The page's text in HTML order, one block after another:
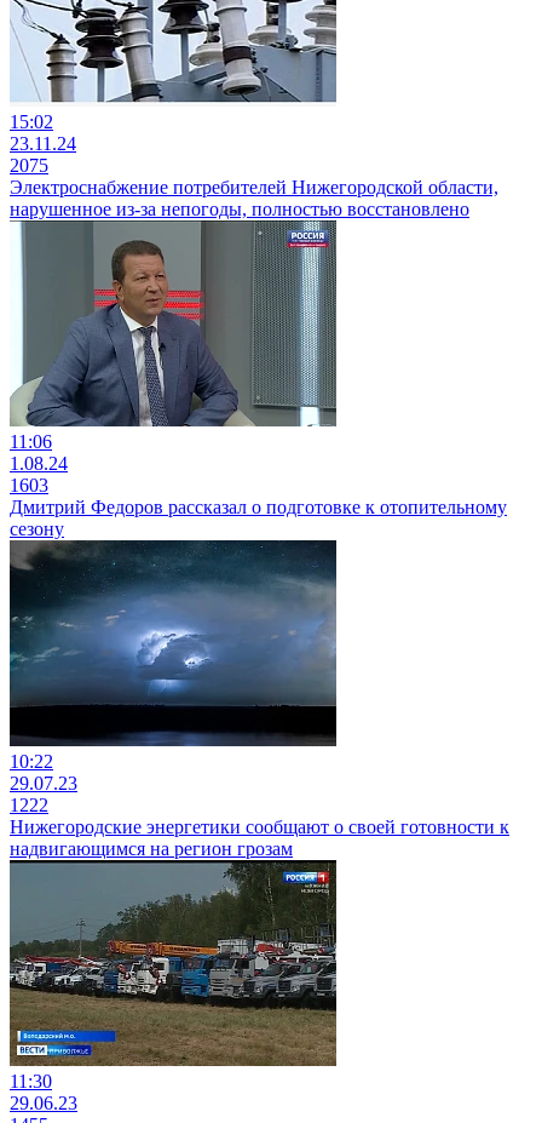
15:02
23.11.24
2075
Электроснабжение потребителей Нижегородской области,
нарушенное из-за непогоды, полностью восстановлено
11:06
1.08.24
1603
Дмитрий Федоров рассказал о подготовке к отопительному
сезону
10:22
29.07.23
1222
Нижегородские энергетики сообщают о своей готовности к
надвигающимся на регион грозам
11:30
29.06.23